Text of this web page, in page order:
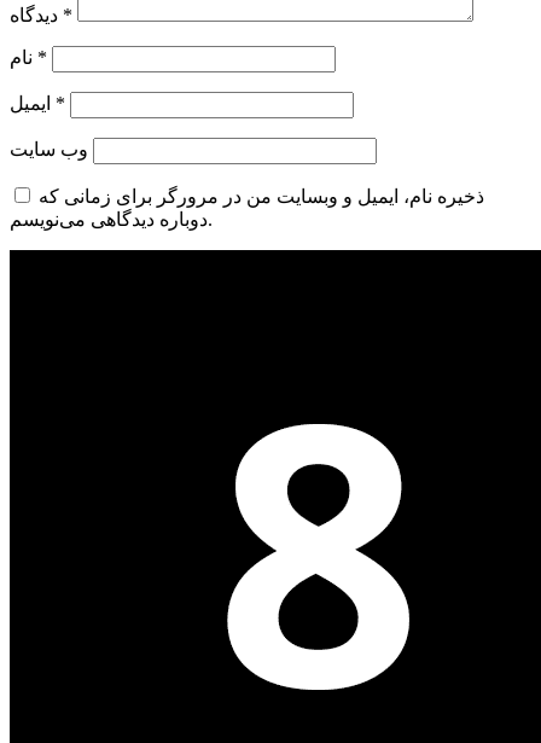
*
*
*
وب‌ سایت
ذخیره نام، ایمیل و وبسایت من در مرورگر برای زمانی که
دوباره دیدگاهی می‌نویسم.